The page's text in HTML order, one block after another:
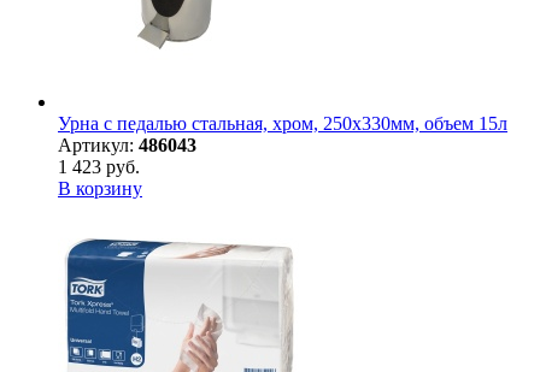
Урна с педалью стальная, хром, 250х330мм, объем 15л
Артикул: 486043
1 423 руб.
В корзину